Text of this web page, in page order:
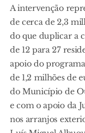
A intervenção
de cerca de 2,3
do que duplicar a
de 12 para 27
apoio do
de 1,2 milhões de
do Município de
e com o apoio da
nos arranjos